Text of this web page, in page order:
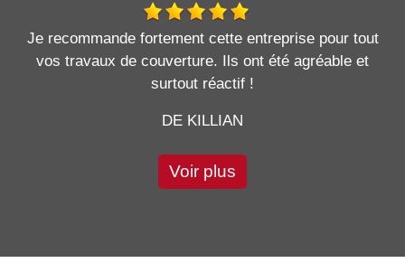
Je recommande fortement cette entreprise pour tout
vos travaux de couverture. Ils ont été agréable et
surtout réactif !
DE KILLIAN
Voir plus